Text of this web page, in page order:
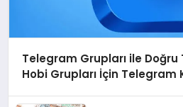
Telegram Grupları ile Doğru
Hobi Grupları İçin Telegram